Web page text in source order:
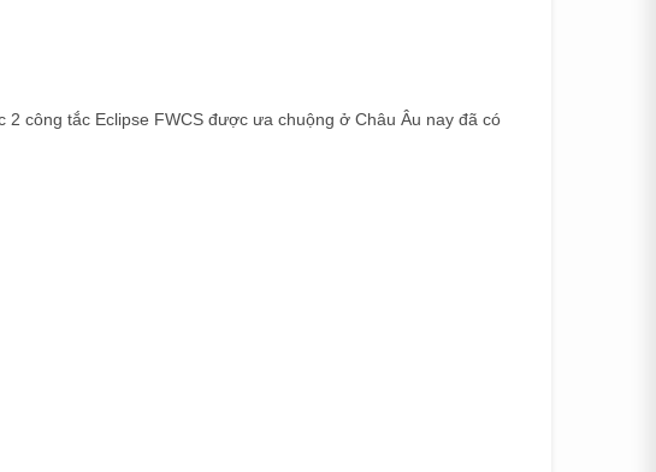
công tắc Eclipse FWCS được ưa chuộng ở Châu Âu nay đã có